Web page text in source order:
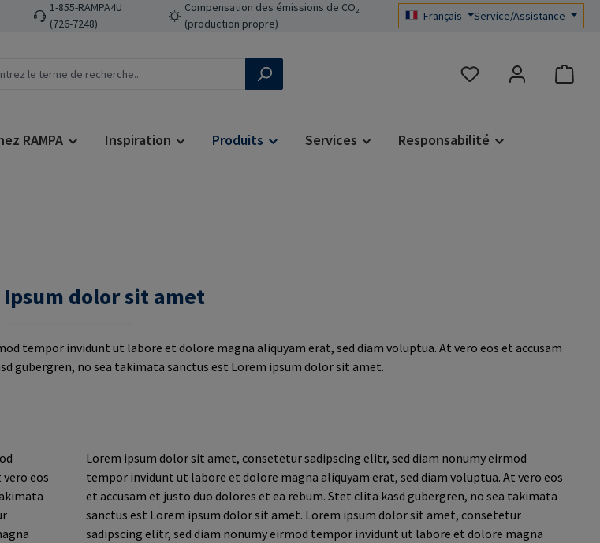
1-855-RAMPA4U
(726-7248)
Compensation des émissions de CO₂
(production propre)
Français Service/Assistance
Vous avez 0 articles
RAMPA Inspiration Produits Services Responsabilité
dolor sit amet
tempor invidunt ut labore et dolore magna aliquyam erat, sed diam voluptua. At vero eos et accusam
gubergren, no sea takimata sanctus est Lorem ipsum dolor sit amet.
eos
Lorem ipsum dolor sit amet, consetetur sadipscing elitr, sed diam nonumy eirmod
tempor invidunt ut labore et dolore magna aliquyam erat, sed diam voluptua. At vero eos
et accusam et justo duo dolores et ea rebum. Stet clita kasd gubergren, no sea takimata
sanctus est Lorem ipsum dolor sit amet. Lorem ipsum dolor sit amet, consetetur
sadipscing elitr, sed diam nonumy eirmod tempor invidunt ut labore et dolore magna